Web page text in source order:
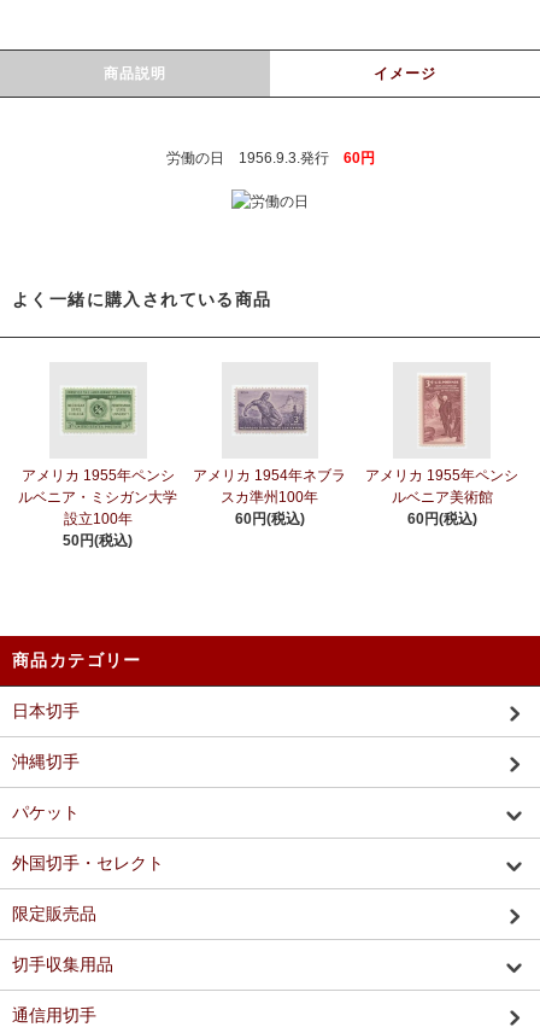
商品説明 イメージ
労働の日 1956.9.3.発行 60円
よく一緒に購入されている商品
アメリカ 1955年ペンシ
ルベニア・ミシガン大学
設立100年
50円(税込)
アメリカ 1954年ネブラ
スカ準州100年
60円(税込)
アメリカ 1955年ペンシ
ルベニア美術館
60円(税込)
商品カテゴリー
日本切手
沖縄切手
パケット
外国切手・セレクト
限定販売品
切手収集用品
通信用切手